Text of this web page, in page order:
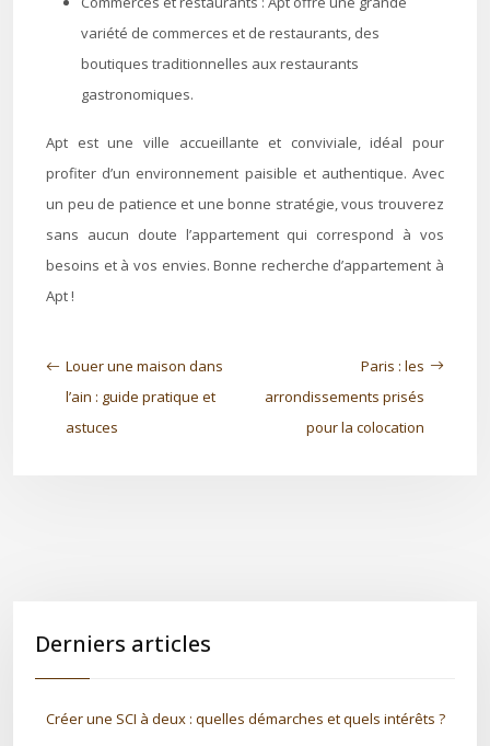
variété de commerces et de restaurants, des
boutiques traditionnelles aux restaurants
gastronomiques.
Apt est une ville accueillante et conviviale, idéal pour
profiter d’un environnement paisible et authentique. Avec
un peu de patience et une bonne stratégie, vous trouverez
sans aucun doute l’appartement qui correspond à vos
besoins et à vos envies. Bonne recherche d’appartement à
Apt !
Louer une maison dans
l’ain : guide pratique et
astuces
Paris : les
arrondissements prisés
pour la colocation
Derniers articles
Créer une SCI à deux : quelles démarches et quels intérêts ?